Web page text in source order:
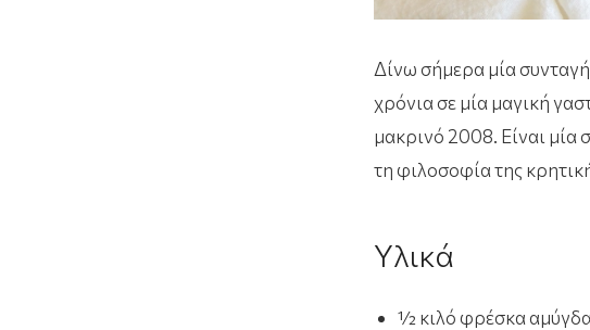
Δίνω σήμερα μία
χρόνια σε μία μαγική
μακρινό 2008. Είναι μία
τη φιλοσοφία της
Υλικά
½ κιλό φρέσκα